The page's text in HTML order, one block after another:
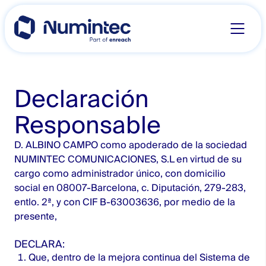
Skip
content
Declaración
Responsable
D. ALBINO CAMPO como apoderado de la sociedad
NUMINTEC COMUNICACIONES, S.L en virtud de su
cargo como administrador único, con domicilio
social en 08007-Barcelona, c. Diputación, 279-283,
entlo. 2ª, y con CIF B-63003636, por medio de la
presente,
DECLARA:
Que, dentro de la mejora continua del Sistema de